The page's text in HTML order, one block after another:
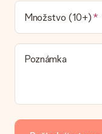
Množstvo (10+)
Poznámka